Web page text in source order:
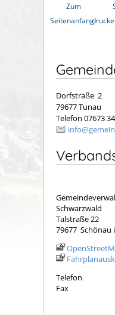
Zum
Seitenanfang
Dorfstraße 2
79677 Tunau
Telefon 07673
Schwarzwald
Talstraße 22
79677 Schönau
Telefon
Fax